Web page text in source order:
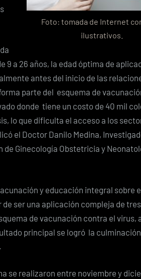
Foto: tomada de Internet
ilustrativos.
9 a 26 años, la edad óptima de
antes del inicio de las
parte del esquema de
donde tiene un costo de 40 mil
lo que dificulta el acceso a los
el Doctor Danilo Medina,
Ginecología Obstetricia y
y educación integral sobre
ser una aplicación compleja de
de vacunación contra el virus,
principal se logró la
se realizaron entre noviembre y